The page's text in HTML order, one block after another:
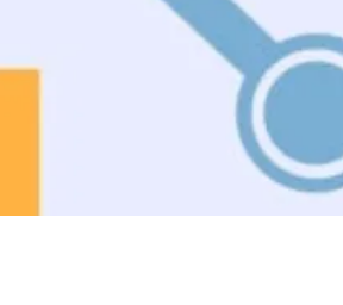
du selv kan gøre for at påvirke din
Vi anbefaler, at du aflæser din
bruge dit kundenummer og